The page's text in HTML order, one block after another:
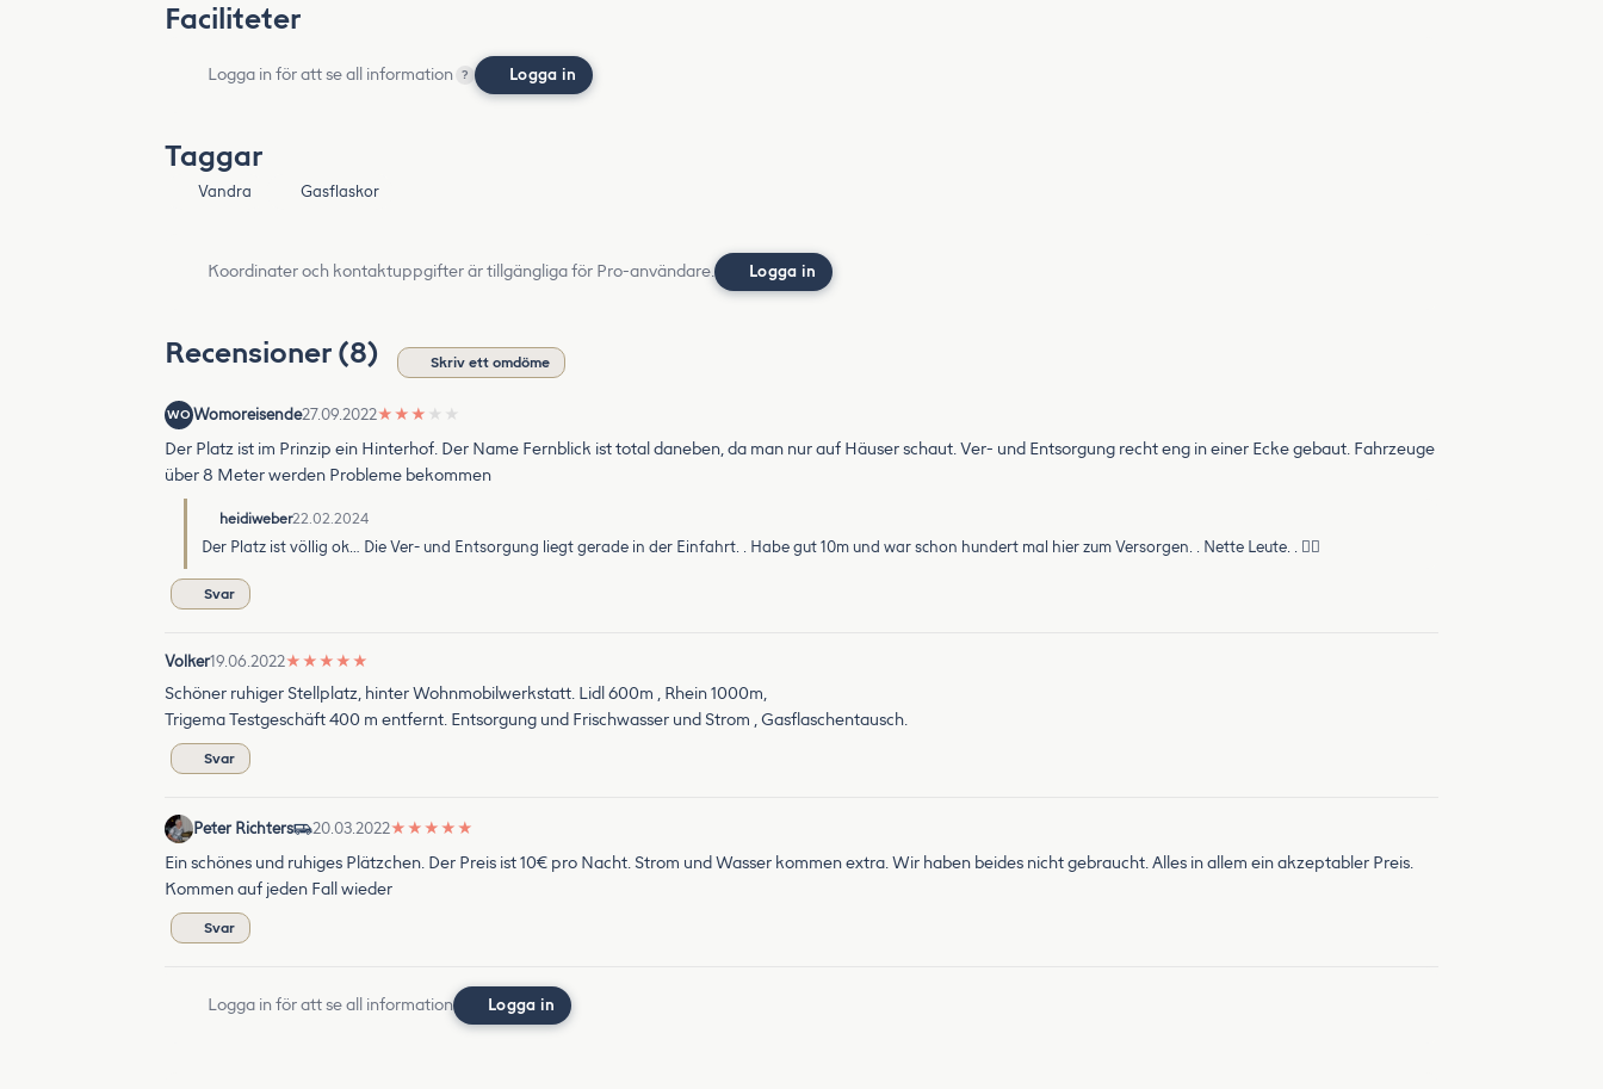
Faciliteter
Logga in för att se all information ? Logga in
Taggar
Vandra Gasflaskor
Koordinater och kontaktuppgifter är tillgängliga för Pro-användare. Logga in
Recensioner (8) Skriv ett omdöme
WO Womoreisende27.09.2022★ ★ ★ ★ ★
Der Platz ist im Prinzip ein Hinterhof. Der Name Fernblick ist total daneben, da man nur auf Häuser schaut. Ver- und Entsorgung recht eng in einer Ecke gebaut. Fahrzeuge
über 8 Meter werden Probleme bekommen
heidiweber22.02.2024
Der Platz ist völlig ok… Die Ver- und Entsorgung liegt gerade in der Einfahrt. . Habe gut 10m und war schon hundert mal hier zum Versorgen. . Nette Leute. . 👌🏼
Svar
Volker19.06.2022★ ★ ★ ★ ★
Schöner ruhiger Stellplatz, hinter Wohnmobilwerkstatt. Lidl 600m , Rhein 1000m,
Trigema Testgeschäft 400 m entfernt. Entsorgung und Frischwasser und Strom , Gasflaschentausch.
Svar
Peter Richters 20.03.2022★ ★ ★ ★ ★
Ein schönes und ruhiges Plätzchen. Der Preis ist 10€ pro Nacht. Strom und Wasser kommen extra. Wir haben beides nicht gebraucht. Alles in allem ein akzeptabler Preis.
Kommen auf jeden Fall wieder
Svar
Logga in för att se all information Logga in